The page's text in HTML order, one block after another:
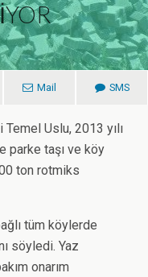
Mail SMS
Uslu, 2013 yılı
parke taşı ve köy
ton rotmiks
tüm köylerde
söyledi. Yaz
onarım